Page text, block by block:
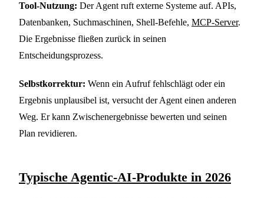
Tool-Nutzung: Der Agent ruft externe Systeme auf. APIs,
Datenbanken, Suchmaschinen, Shell-Befehle, MCP-Server.
Die Ergebnisse fließen zurück in seinen
Entscheidungsprozess.
Selbstkorrektur: Wenn ein Aufruf fehlschlägt oder ein
Ergebnis unplausibel ist, versucht der Agent einen anderen
Weg. Er kann Zwischenergebnisse bewerten und seinen
Plan revidieren.
Typische Agentic-AI-Produkte in 2026